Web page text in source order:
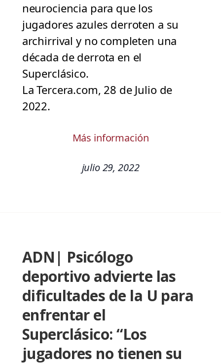
neurociencia para que los
jugadores azules derroten a su
archirrival y no completen una
década de derrota en el
Superclásico.
La Tercera.com, 28 de Julio de
2022.
Más información
julio 29, 2022
ADN| Psicólogo
deportivo advierte las
dificultades de la U para
enfrentar el
Superclásico: “Los
jugadores no tienen su